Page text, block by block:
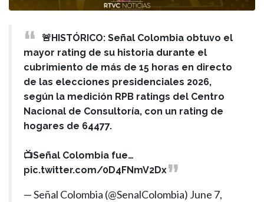
🚨HISTÓRICO: Señal Colombia obtuvo el
mayor rating de su historia durante el
cubrimiento de más de 15 horas en directo
de las elecciones presidenciales 2026,
según la medición RPB ratings del Centro
Nacional de Consultoría, con un rating de
hogares de 64477.
📺Señal Colombia fue…
pic.twitter.com/0D4FNmV2Dx
— Señal Colombia (@SenalColombia) June 7,